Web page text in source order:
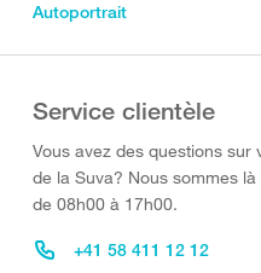
Autoportrait
Service clientèle
Vous avez des questions
de la Suva? Nous sommes
de 08h00 à 17h00.
+41 58 411 12 12